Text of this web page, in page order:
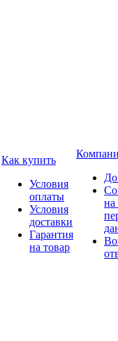
Как купить
Условия
оплаты
Условия
доставки
Гарантия
на товар
на